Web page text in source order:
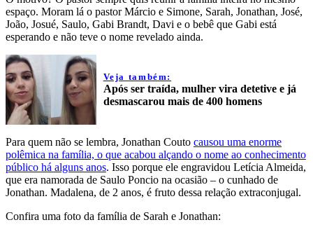
espaço. Moram lá o pastor Márcio e Simone, Sarah, Jonathan, José,
João, Josué, Saulo, Gabi Brandt, Davi e o bebê que Gabi está
esperando e não teve o nome revelado ainda.
Veja também:
Após ser traída, mulher vira detetive e já
desmascarou mais de 400 homens
Para quem não se lembra, Jonathan Couto causou uma enorme
polêmica na família, o que acabou alçando o nome ao conhecimento
público há alguns anos. Isso porque ele engravidou Letícia Almeida,
que era namorada de Saulo Poncio na ocasião – o cunhado de
Jonathan. Madalena, de 2 anos, é fruto dessa relação extraconjugal.
Confira uma foto da família de Sarah e Jonathan: